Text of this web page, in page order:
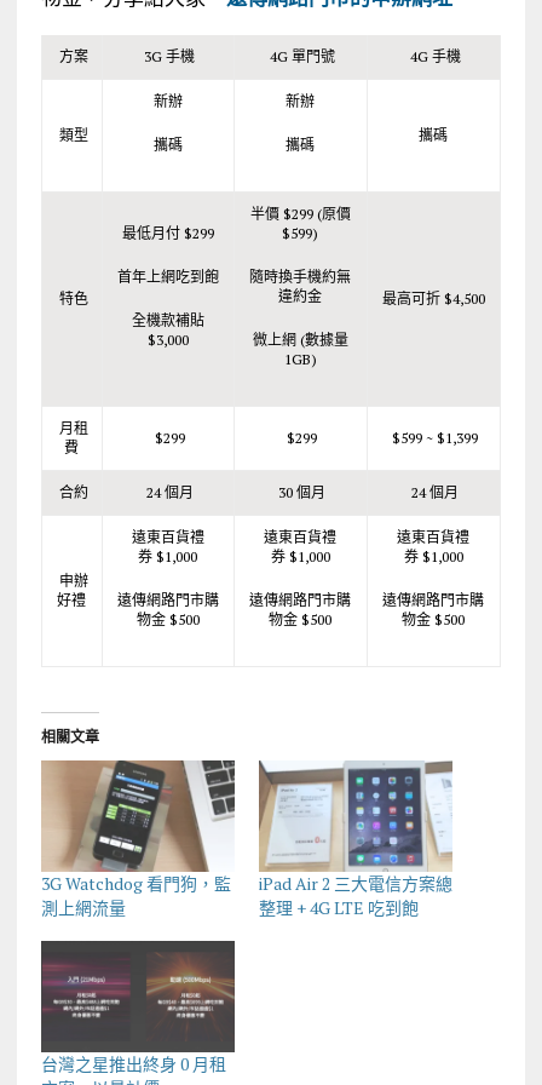
方案 3G 手機 4G 單門號 4G 手機
類型
新辦
攜碼
新辦
攜碼
攜碼
特色
最低月付 $299
首年上網吃到飽
全機款補貼
$3,000
半價 $299 (原價
$599)
隨時換手機約無
違約金
微上網 (數據量
1GB)
最高可折 $4,500
月租
費
$299 $299 $599 ~ $1,399
合約 24 個月 30 個月 24 個月
申辦
好禮
遠東百貨禮
券 $1,000
遠傳網路門市購
物金 $500
遠東百貨禮
券 $1,000
遠傳網路門市購
物金 $500
遠東百貨禮
券 $1,000
遠傳網路門市購
物金 $500
相關文章
3G Watchdog 看門狗，監
測上網流量
iPad Air 2 三大電信方案總
整理 + 4G LTE 吃到飽
台灣之星推出終身 0 月租